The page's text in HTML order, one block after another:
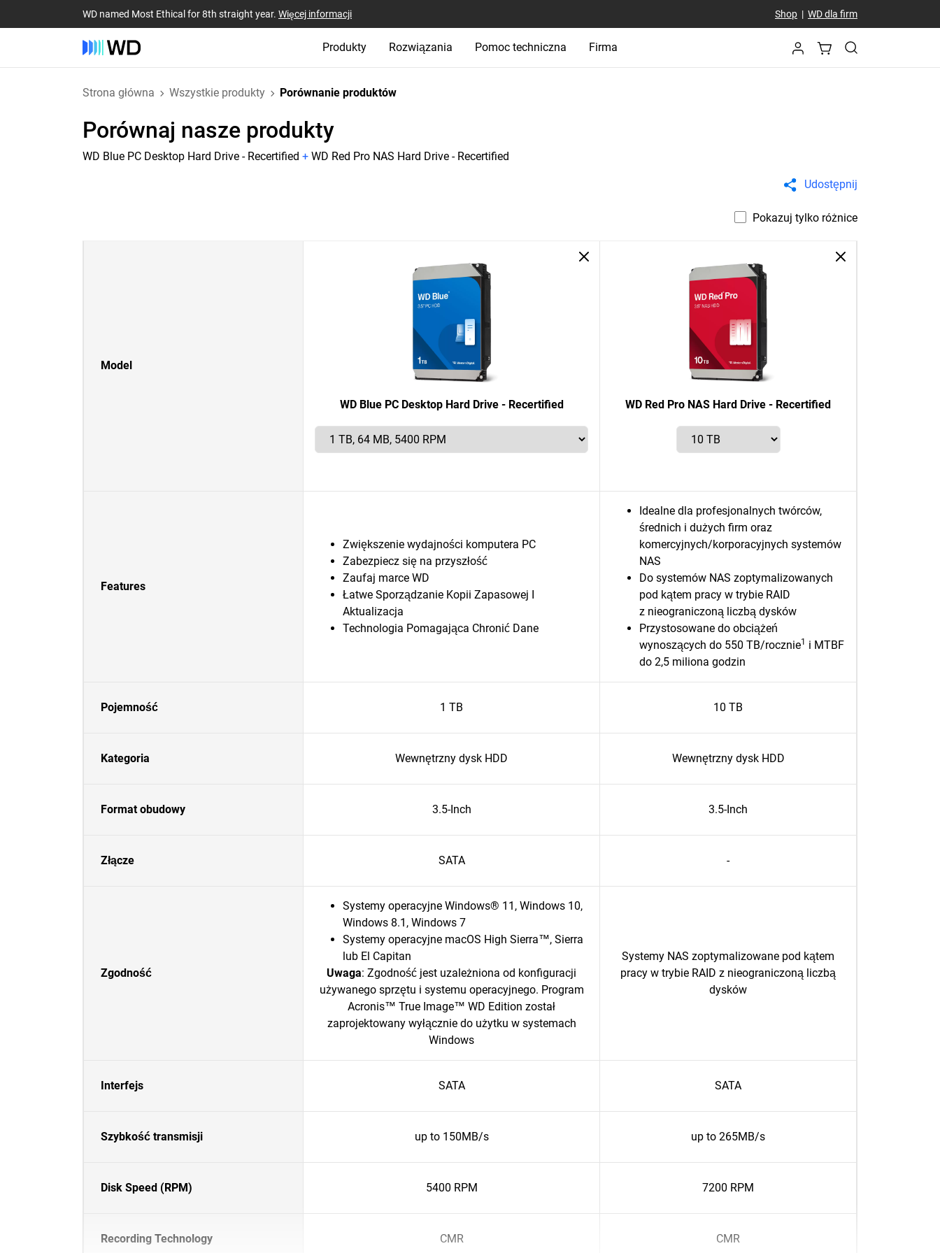
WD named Most Ethical for 8th straight year. Więcej informacji Shop| WD dla firm
Produkty Rozwiązania Pomoc techniczna Firma
Strona główna Wszystkie produkty Porównanie produktów
Porównaj nasze produkty
WD Blue PC Desktop Hard Drive - Recertified + WD Red Pro NAS Hard Drive - Recertified
Udostępnij
Pokazuj tylko różnice
Model
WD Blue PC Desktop Hard Drive - Recertified WD Red Pro NAS Hard Drive - Recertified
Features
Zwiększenie wydajności komputera PC
Zabezpiecz się na przyszłość
Zaufaj marce WD
Łatwe Sporządzanie Kopii Zapasowej I
Aktualizacja
Technologia Pomagająca Chronić Dane
Idealne dla profesjonalnych twórców,
średnich i dużych firm oraz
komercyjnych/korporacyjnych systemów
NAS
Do systemów NAS zoptymalizowanych
pod kątem pracy w trybie RAID
z nieograniczoną liczbą dysków
Przystosowane do obciążeń
wynoszących do 550 TB/rocznie1 i MTBF
do 2,5 miliona godzin
Pojemność 1 TB 10 TB
Kategoria Wewnętrzny dysk HDD Wewnętrzny dysk HDD
Format obudowy 3.5-Inch 3.5-Inch
Złącze SATA -
Zgodność
Systemy operacyjne Windows® 11, Windows 10,
Windows 8.1, Windows 7
Systemy operacyjne macOS High Sierra™, Sierra
lub El Capitan
Uwaga: Zgodność jest uzależniona od konfiguracji
używanego sprzętu i systemu operacyjnego. Program
Acronis™ True Image™ WD Edition został
zaprojektowany wyłącznie do użytku w systemach
Windows
Systemy NAS zoptymalizowane pod kątem
pracy w trybie RAID z nieograniczoną liczbą
dysków
Interfejs SATA SATA
Szybkość transmisji up to 150MB/s up to 265MB/s
Disk Speed (RPM) 5400 RPM 7200 RPM
Recording Technology CMR CMR